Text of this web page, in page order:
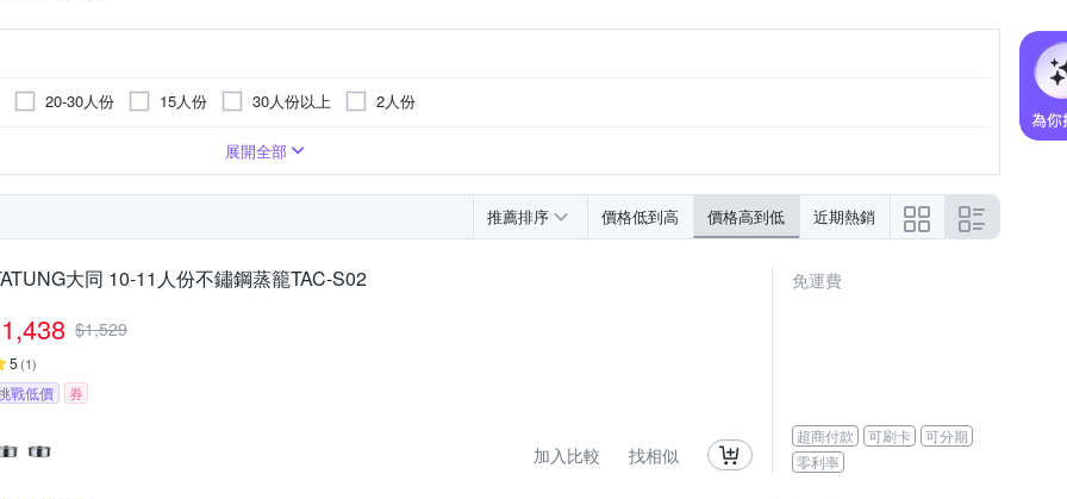
20-30人份 15人份 30人份以上
2人份
展開全部
推薦排序 價格低到高 價格高到低 近期熱銷
大同 10-11人份不鏽鋼蒸籠TAC-S02
1,438 $1,529
5 (1)
戰低價 券
加入比較 找相似
免運費
超商付款 可刷卡
可分期
零利率